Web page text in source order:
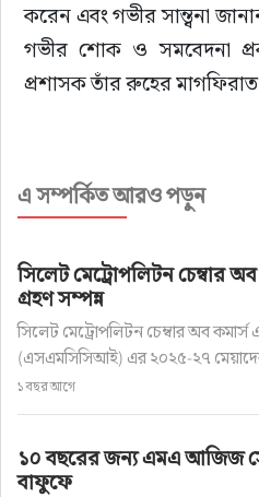
করেন এবং গভীর সান্ত্বনা
গভীর শোক ও সমবেদনা
প্রশাসক তাঁর রুহের
এই চলে যাওয়া সিলেট
আছি এবং সিসিক কর্তৃপক্ষের
সহযোগিতা প্রদান করা হবে।”
এ সময় সিসিকের
পুরকায়স্থ, মো. মাহবুবুর
কর্মচারীরা উপস্থিত ছিলেন।
এ সম্পর্কিত আরও পড়ুন
সিলেট মেট্রোপলিটন চেম্বার অব
গ্রহণ সম্পন্ন
সিলেট মেট্রোপলিটন চেম্বার অব কমার্স
(এসএমসিসিআই) এর ২০২৫-২৭
১ বছর আগে
১০ বছরের জন্য এমএ আজিজ
বাফুফে